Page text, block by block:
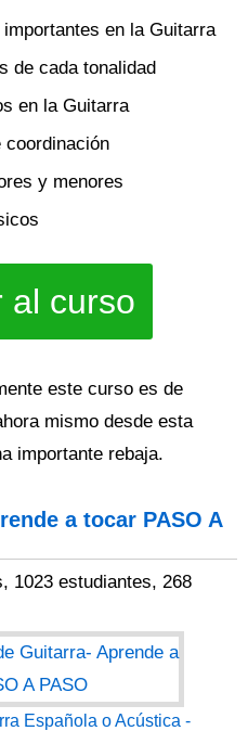
en la Guitarra
de cada tonalidad
en la Guitarra
coordinación
y menores
al curso
este curso es de
mismo desde esta
importante rebaja.
a tocar PASO A
1023 estudiantes, 268
Española o Acústica -